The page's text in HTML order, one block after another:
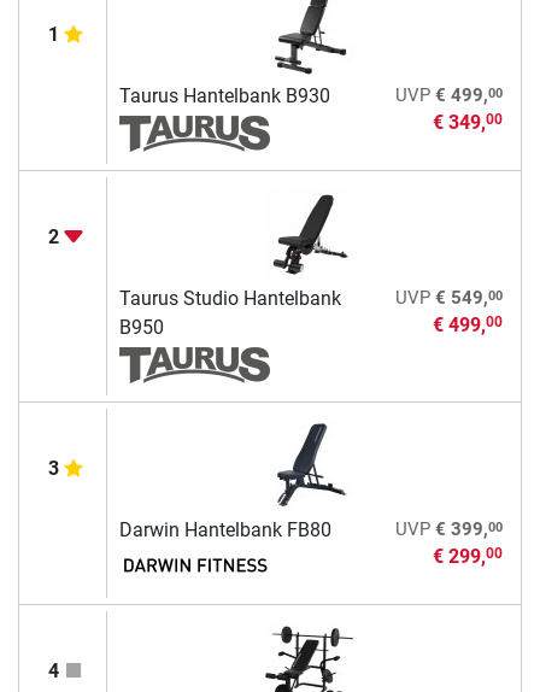
1
Taurus Hantelbank B930 UVP € 499,00
€ 349,00
2
Taurus Studio Hantelbank
B950
UVP € 549,00
€ 499,00
3
Darwin Hantelbank FB80 UVP € 399,00
€ 299,00
4